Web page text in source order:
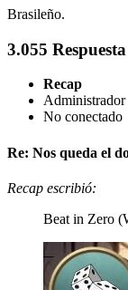
Brasileño.
3.055
Recap
Administrador
No conectado
Re: Nos queda el
Recap escribió:
Beat in Zero